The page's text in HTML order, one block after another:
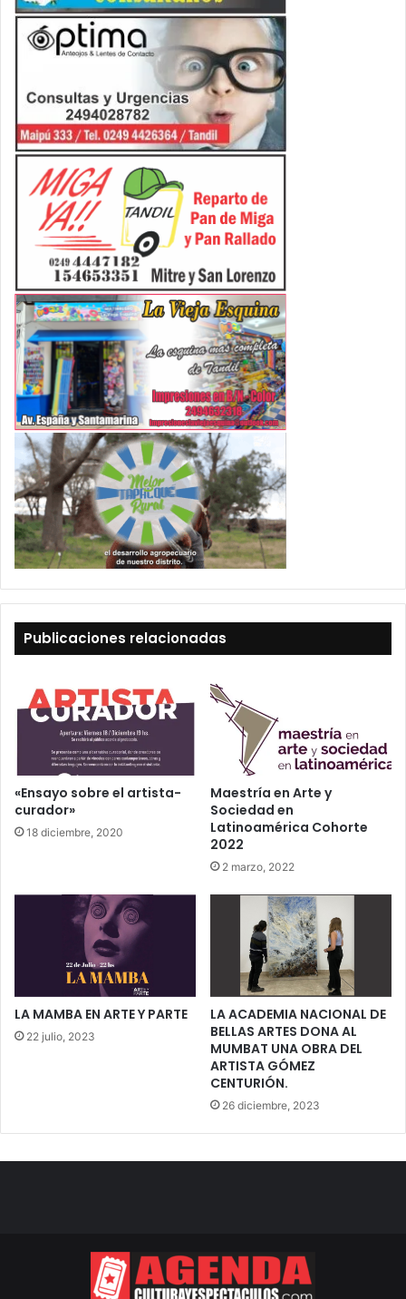
Publicaciones relacionadas
«Ensayo sobre el artista-
curador»
18 diciembre, 2020
Maestría en Arte y
Sociedad en
Latinoamérica Cohorte
2022
2 marzo, 2022
LA MAMBA EN ARTE Y PARTE
22 julio, 2023
LA ACADEMIA NACIONAL DE
BELLAS ARTES DONA AL
MUMBAT UNA OBRA DEL
ARTISTA GÓMEZ
CENTURIÓN.
26 diciembre, 2023